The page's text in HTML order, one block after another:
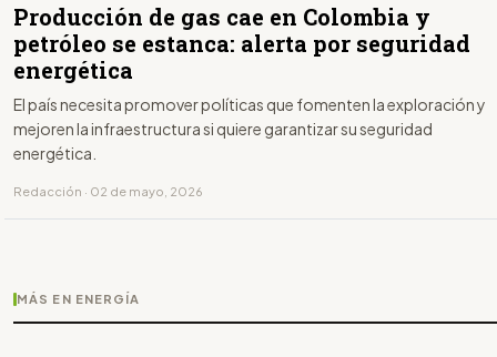
Producción de gas cae en Colombia y
petróleo se estanca: alerta por seguridad
energética
El país necesita promover políticas que fomenten la exploración y
mejoren la infraestructura si quiere garantizar su seguridad
energética.
Redacción · 02 de mayo, 2026
MÁS EN ENERGÍA